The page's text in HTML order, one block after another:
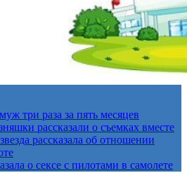
три раза за пять месяцев
рассказали о съемках вместе
рассказала об отношении
о сексе с пилотами в самолете